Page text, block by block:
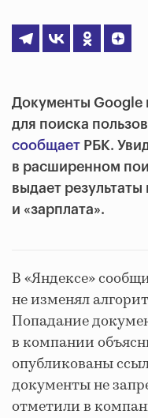
Документы Google
для поиска
сообщает РБК.
в расширенном
выдает
и «зарплата».
В «Яндексе»
не изменял
Попадание
в компании
опубликованы
документы не
отметили в